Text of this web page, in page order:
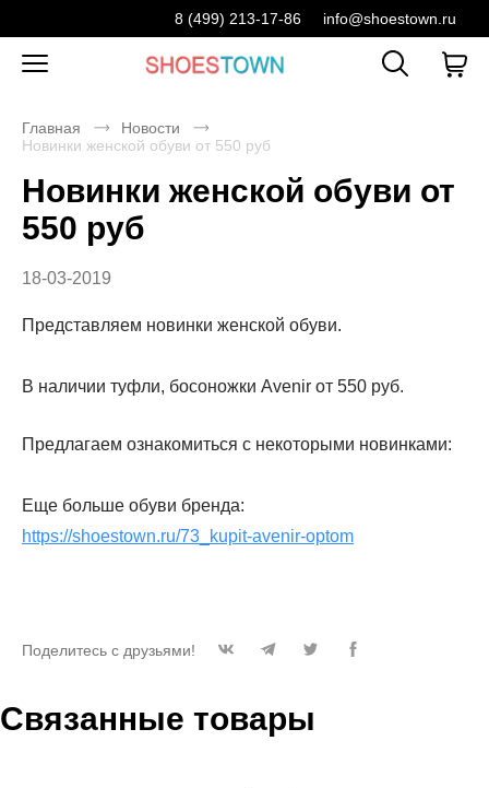
8 (499) 213-17-86 info@shoestown.ru
Главная
Новости
Новинки женской обуви от 550 руб
Новинки женской обуви от
550 руб
18-03-2019
Представляем новинки женской обуви.
В наличии туфли, босоножки Avenir от 550 руб.
Предлагаем ознакомиться с некоторыми новинками:
Еще больше обуви бренда:
https://shoestown.ru/73_kupit-avenir-optom
Поделитесь с друзьями!
Связанные товары